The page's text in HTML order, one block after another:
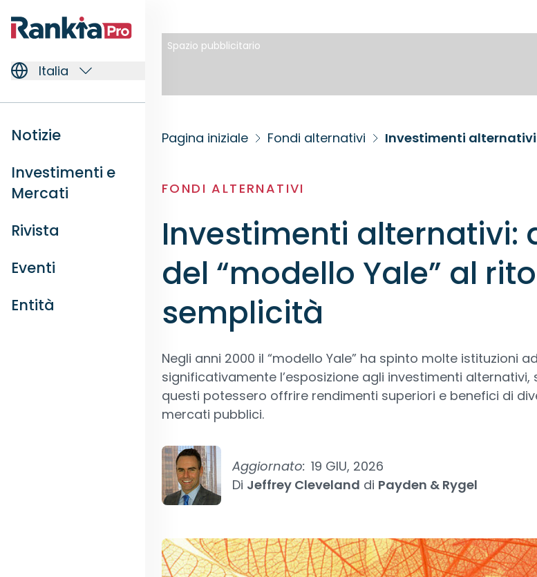
Italia
Notizie
Investimenti e
Mercati
Rivista
Eventi
Entità
Spazio pubblicitario
Pagina iniziale Fondi alternativi
FONDI ALTERNATIVI
Investimenti alternativi:
del “modello Yale” al
semplicità
Negli anni 2000 il “modello Yale” ha spinto molte istituzioni
significativamente l’esposizione agli investimenti alternativi,
questi potessero offrire rendimenti superiori e benefici di
mercati pubblici.
Aggiornato: 19 GIU, 2026
Di Jeffrey Cleveland di Payden & Rygel